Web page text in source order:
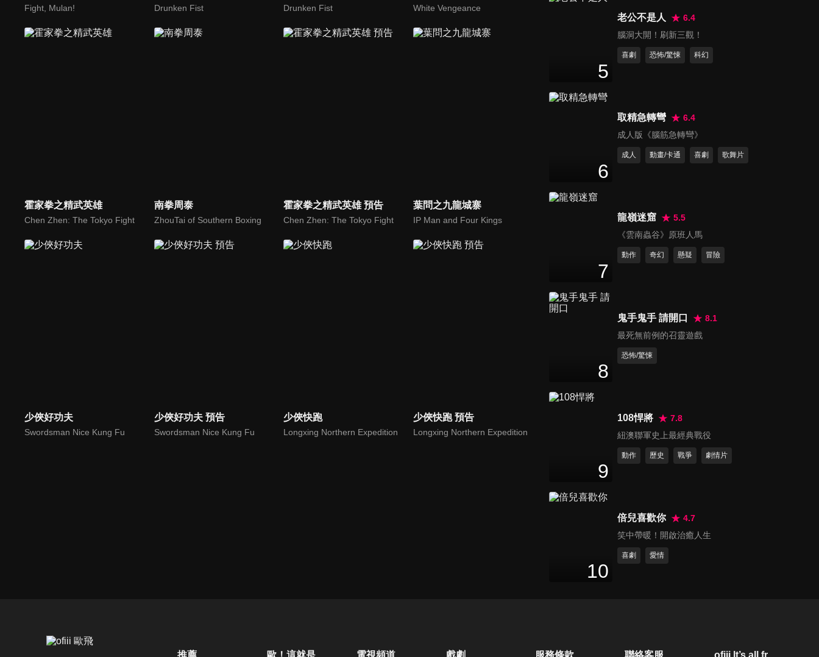
Fight, Mulan! Drunken Fist Drunken Fist White Vengeance
霍家拳之精武英雄
Chen Zhen: The Tokyo Fight
南拳周泰
ZhouTai of Southern Boxing
霍家拳之精武英雄 預告
Chen Zhen: The Tokyo Fight
葉問之九龍城寨
IP Man and Four Kings
少俠好功夫
Swordsman Nice Kung Fu
少俠好功夫 預告
Swordsman Nice Kung Fu
少俠快跑
Longxing Northern Expedition
少俠快跑 預告
Longxing Northern Expedition
少俠好功夫 預告
Swordsman Nice Kung Fu
少俠快跑
少俠快跑 預告
Longxing Northern Expedition
5
老公不是人
6.4
腦洞大開！刷新三觀！
喜劇 恐怖/驚悚 科幻
6
取精急轉彎
6.4
成人版《腦筋急轉彎》
成人 動畫/卡通 喜劇 歌舞片
7
龍嶺迷窟
5.5
《雲南蟲谷》原班人馬
動作 奇幻 懸疑 冒險
8
鬼手鬼手 請開口
8.1
最死無前例的召靈遊戲
恐怖/驚悚
9
108悍將
7.8
紐澳聯軍史上最經典戰役
動作 歷史 戰爭 劇情片
10
倍兒喜歡你
4.7
笑中帶暖！開啟治癒人生
喜劇 愛情
推薦 歐！這就是人生啊 電視頻道 戲劇 服務條款 聯絡客服